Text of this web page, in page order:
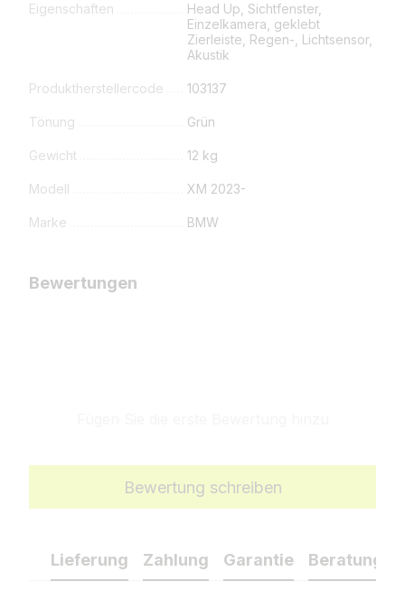
Eigenschaften
Head Up, Sichtfenster,
Einzelkamera, geklebt
Zierleiste, Regen-, Lichtsensor,
Akustik
Produktherstellercode 103137
Tönung Grün
Gewicht 12 kg
Modell XM 2023-
Marke BMW
Bewertungen
Bewertung schreiben
Lieferung Zahlung Garantie Beratung